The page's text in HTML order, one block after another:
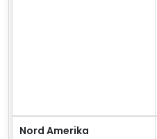
Nord Amerika